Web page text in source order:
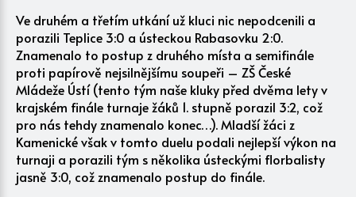
Ve druhém a třetím utkání už kluci nic nepodcenili a
porazili Teplice 3:0 a ústeckou Rabasovku 2:0.
Znamenalo to postup z druhého místa a semifinále
proti papírově nejsilnějšímu soupeři – ZŠ České
Mládeže Ústí (tento tým naše kluky před dvěma lety v
krajském finále turnaje žáků 1. stupně porazil 3:2, což
pro nás tehdy znamenalo konec…). Mladší žáci z
Kamenické však v tomto duelu podali nejlepší výkon na
turnaji a porazili tým s několika ústeckými florbalisty
jasně 3:0, což znamenalo postup do finále.